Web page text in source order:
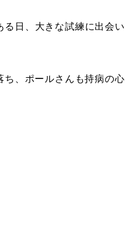
る日、大きな試練に出会い
ち、ポールさんも持病の心